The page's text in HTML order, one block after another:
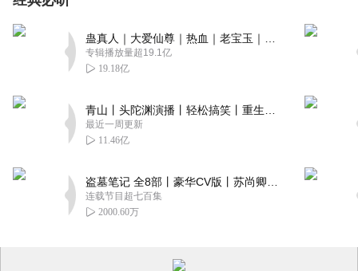
专辑播放量超19.1亿
19.18亿
最近一周更新
11.46亿
连载节目超七百集
2000.60万